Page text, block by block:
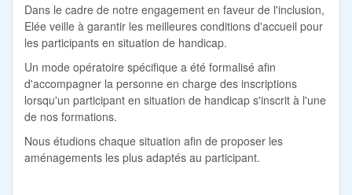
Dans le cadre de notre engagement en faveur de l'inclusion,
Elée veille à garantir les meilleures conditions d'accueil pour
les participants en situation de handicap.
Un mode opératoire spécifique a été formalisé afin
d'accompagner la personne en charge des inscriptions
lorsqu'un participant en situation de handicap s'inscrit à l'une
de nos formations.
Nous étudions chaque situation afin de proposer les
aménagements les plus adaptés au participant.